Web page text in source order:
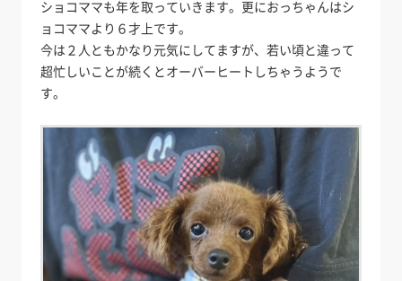
ショコママも年を取っていきます。更におっちゃんはシ
ョコママより６才上です。
今は２人ともかなり元気にしてますが、若い頃と違って
超忙しいことが続くとオーバーヒートしちゃうようで
す。